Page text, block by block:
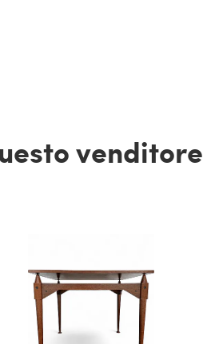
venditore